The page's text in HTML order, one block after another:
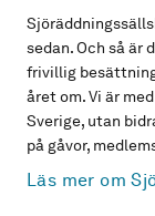
sedan. Och så är
frivillig
året om. Vi är
Sverige, utan
på gåvor,
Läs mer om